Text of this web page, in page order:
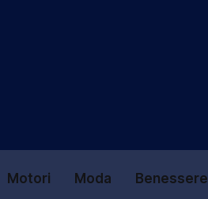
Motori Moda Benessere